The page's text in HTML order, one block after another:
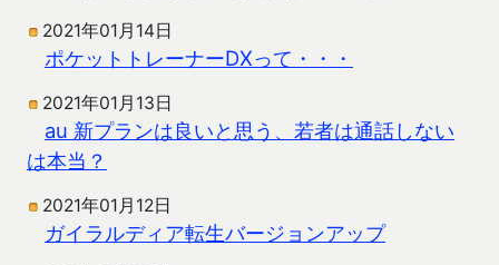
2021年01月14日
ポケットトレーナーDXって・・・
2021年01月13日
au 新プランは良いと思う、若者は通話しない
は本当？
2021年01月12日
ガイラルディア転生バージョンアップ